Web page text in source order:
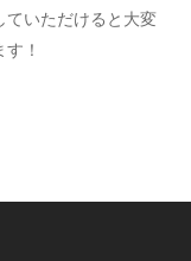
ていただけると大変
！